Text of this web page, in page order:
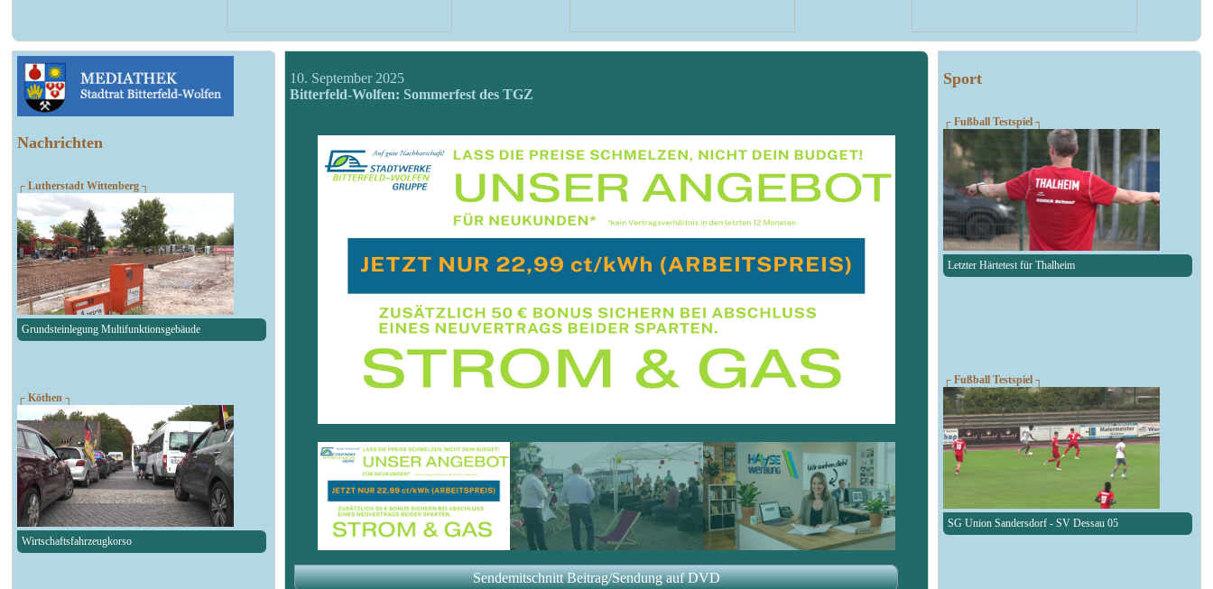
Nachrichten
┌ Lutherstadt Wittenberg ┐
Grundsteinlegung Multifunktionsgebäude
┌ Köthen ┐
Wirtschaftsfahrzeugkorso
10. September 2025
Bitterfeld-Wolfen: Sommerfest des TGZ
Sendemitschnitt Beitrag/Sendung auf DVD
Sport
┌ Fußball Testspiel ┐
Letzter Härtetest für Thalheim
┌ Fußball Testspiel ┐
SG Union Sandersdorf - SV Dessau 05